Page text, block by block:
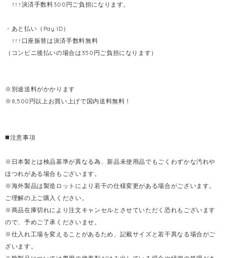
↑↑↑決済手数料300円ご負担になります。
・あと払い（Pay ID）
↑↑↑口座振替は決済手数料無料
（コンビニ後払いの場合は350円ご負担になります）
※別途送料がかかります
※8,500円以上お買い上げで国内送料無料！
◼️注意事項
※日本製とは検品基準が異なる為、新品未使用品でもごくわずかな汚れや
ほつれがある場合もございます。
※海外製品は製造ロットにより若干の仕様変更がある場合がございます。
ご理解の上ご購入ください。
※商品在庫切れにより注文キャンセルとさせていただく恐れもございます
ので、予めご了承くださいませ。
※仕入れ工場を変えることがあるため、記載サイズと若干異なる場合がご
ざいます。